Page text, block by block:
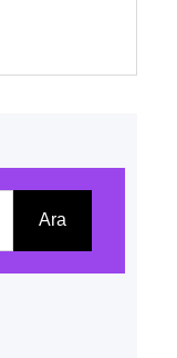
Ara